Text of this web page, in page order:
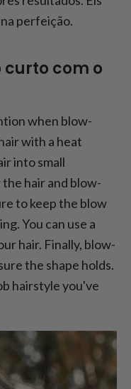
perfeição.
curto com o
when blow-
with a heat
into small
hair and blow-
to keep the blow
You can use a
hair. Finally, blow-
the shape holds.
hairstyle you've